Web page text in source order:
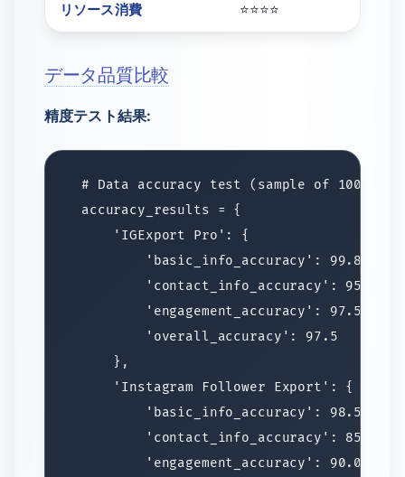
リソース消費 ⭐⭐⭐⭐
データ品質比較
精度テスト結果: